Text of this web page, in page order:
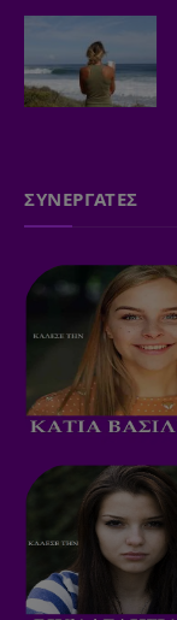
ΣΥΝΕΡΓΑΤΕΣ